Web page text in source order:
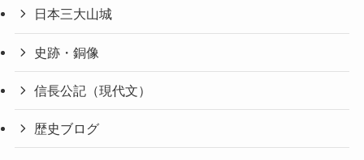
日本三大山城
史跡・銅像
信長公記（現代文）
歴史ブログ